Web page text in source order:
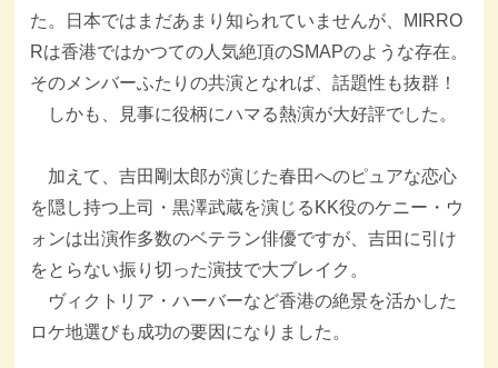
た。日本ではまだあまり知られていませんが、MIRRO
Rは香港ではかつての人気絶頂のSMAPのような存在。
そのメンバーふたりの共演となれば、話題性も抜群！
しかも、見事に役柄にハマる熱演が大好評でした。
加えて、吉田剛太郎が演じた春田へのピュアな恋心
を隠し持つ上司・黒澤武蔵を演じるKK役のケニー・ウ
ォンは出演作多数のベテラン俳優ですが、吉田に引け
をとらない振り切った演技で大ブレイク。
ヴィクトリア・ハーバーなど香港の絶景を活かした
ロケ地選びも成功の要因になりました。